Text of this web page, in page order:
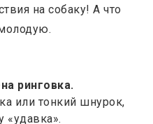
на собаку! А что
ринговка.
или тонкий шнурок,
«удавка».